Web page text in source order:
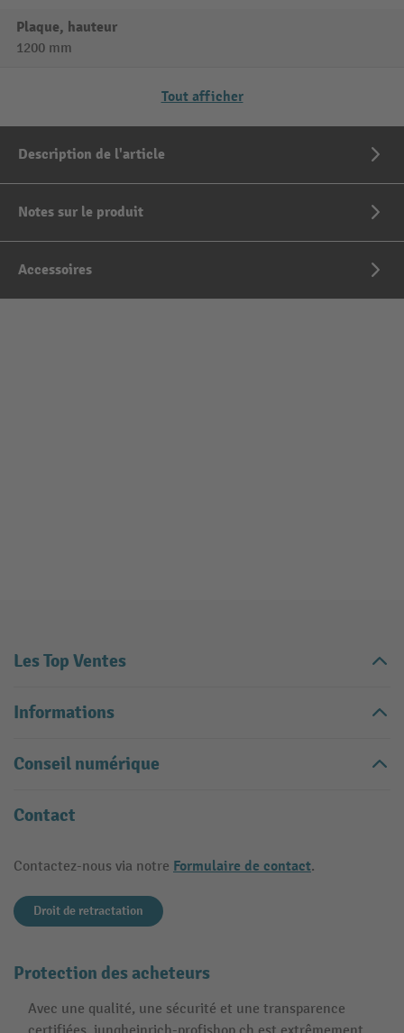
Plaque, hauteur
1200 mm
Tout afficher
Description de l'article
Notes sur le produit
Accessoires
Les Top Ventes
Informations
Conseil numérique
Contact
Contactez-nous via notre Formulaire de contact.
Droit de retractation
Protection des acheteurs
Avec une qualité, une sécurité et une transparence